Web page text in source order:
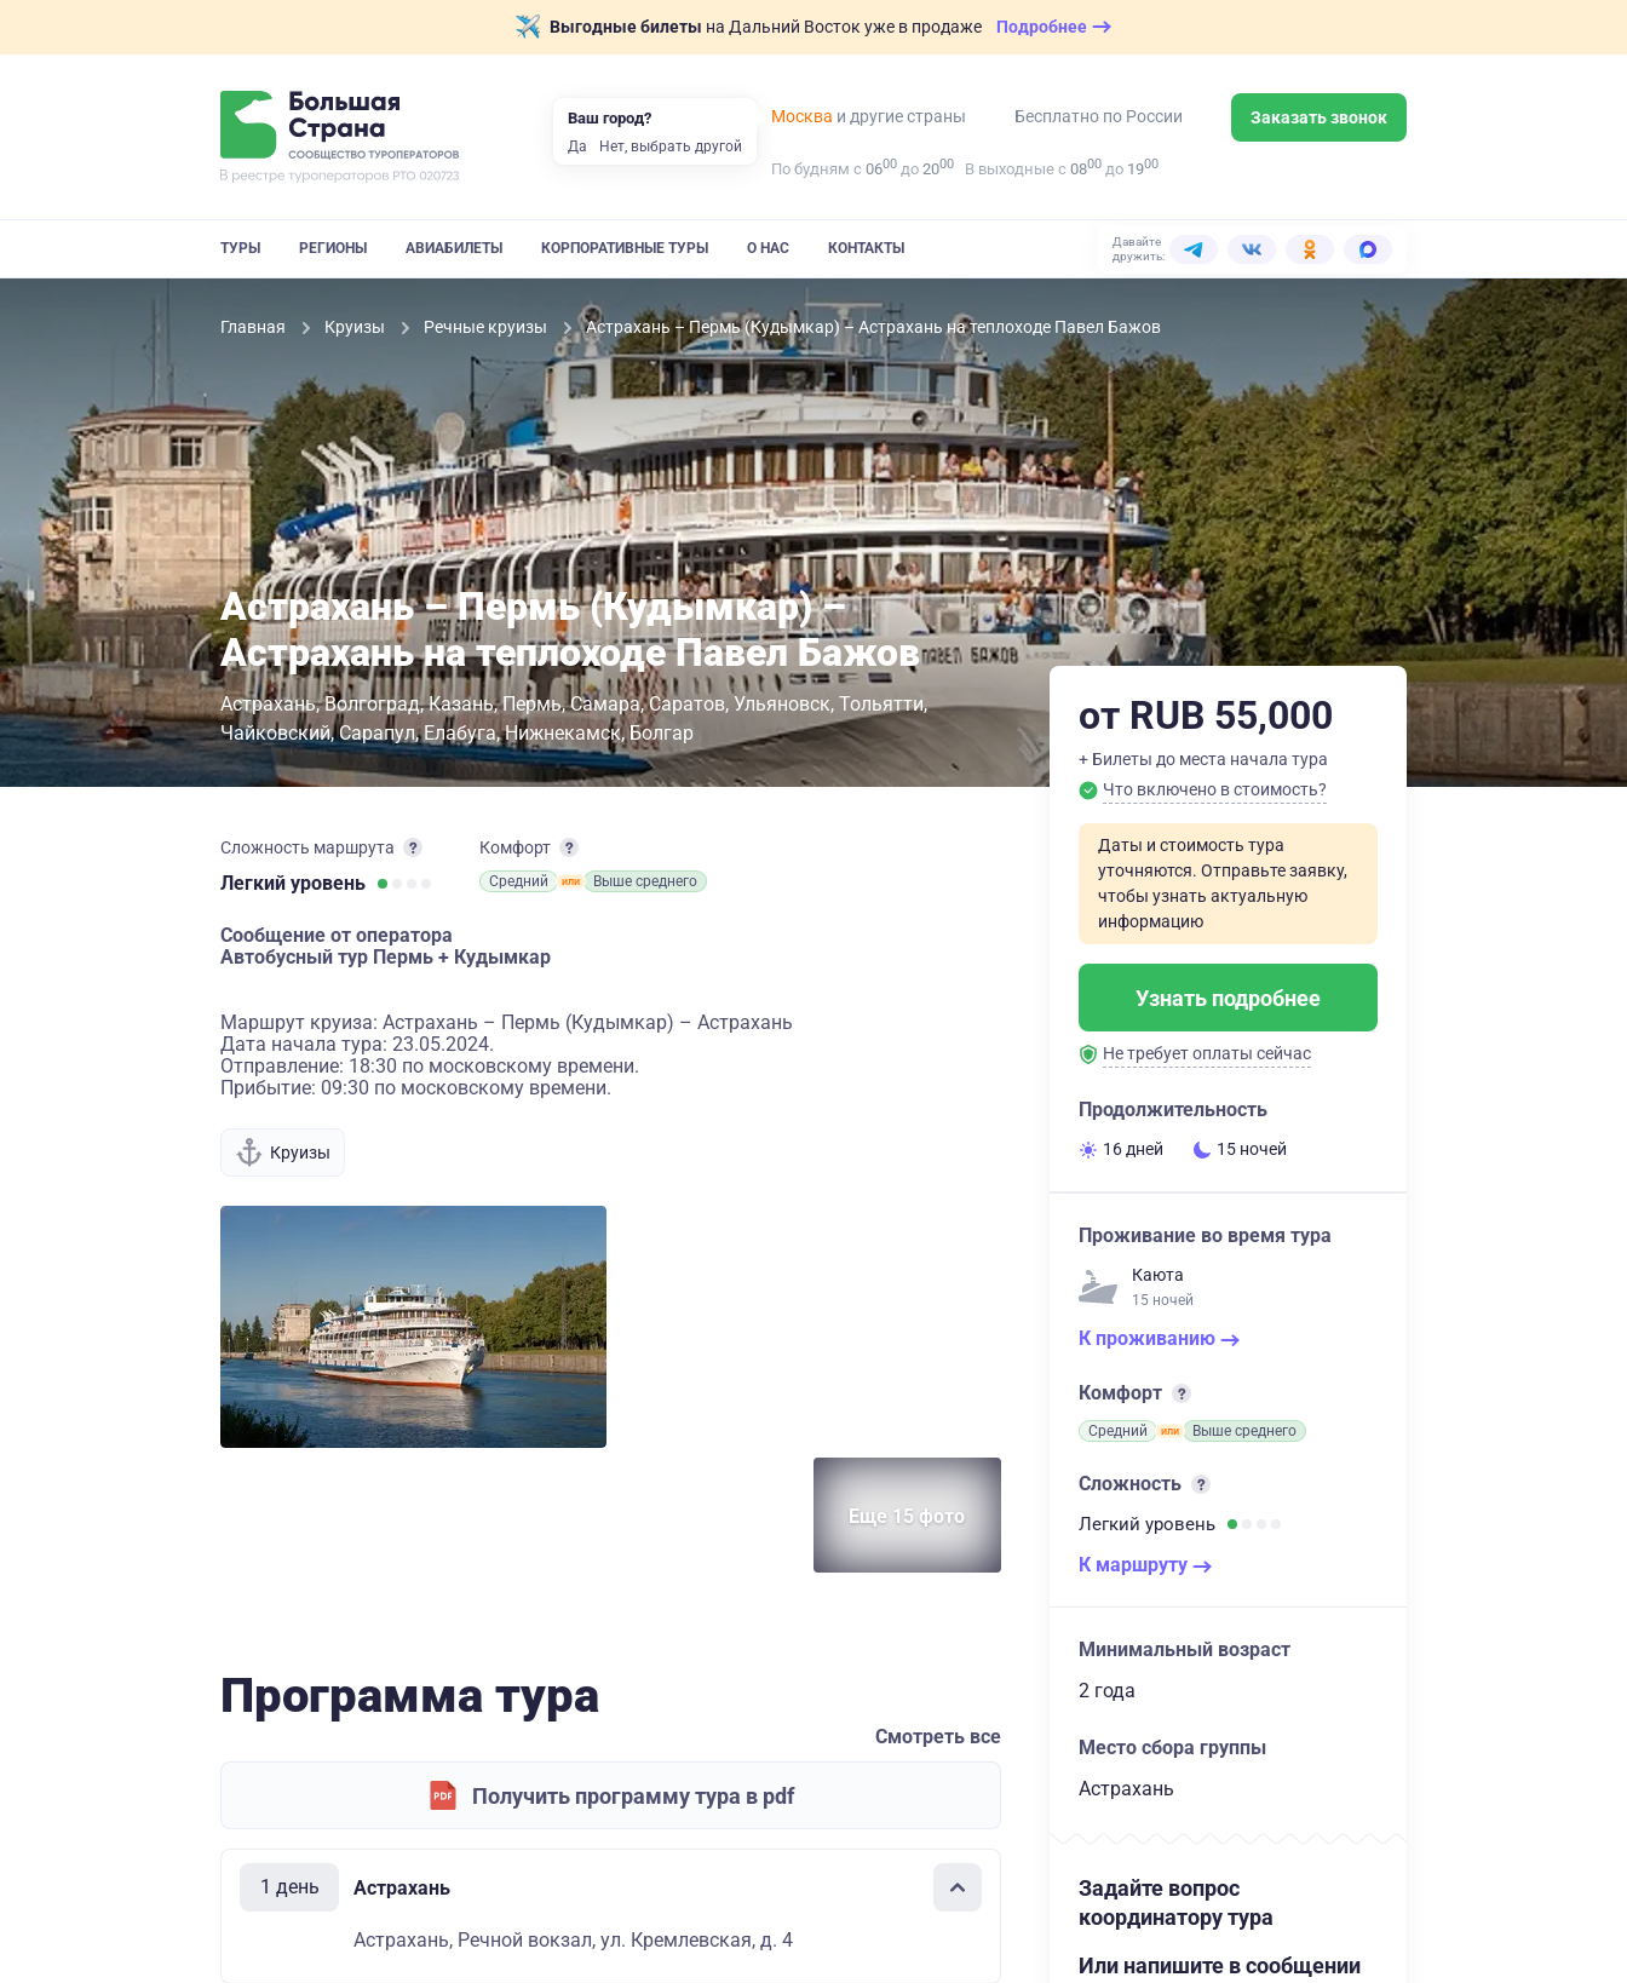
Выгодные билеты на Дальний Восток уже в продаже Подробнее
Москва и другие страны Бесплатно по России Заказать звонок
По будням с 0600 до 2000 В выходные с 0800 до 1900
ТУРЫ РЕГИОНЫ АВИАБИЛЕТЫ КОРПОРАТИВНЫЕ ТУРЫ О НАС КОНТАКТЫ
Давайте
дружить:
Главная Круизы Речные круизы Астрахань – Пермь (Кудымкар) – Астрахань на теплоходе Павел Бажов
Астрахань – Пермь (Кудымкар) –
Астрахань на теплоходе Павел Бажов
Астрахань Волгоград Казань Пермь Самара Саратов Ульяновск Тольятти
Чайковский Сарапул Елабуга Нижнекамск Болгар
Сложность маршрута
Легкий уровень
Комфорт
Средний Выше среднего
Сообщение от оператора
Автобусный тур Пермь + Кудымкар
Маршрут круиза: Астрахань – Пермь (Кудымкар) – Астрахань
Дата начала тура: 23.05.2024.
Отправление: 18:30 по московскому времени.
Прибытие: 09:30 по московскому времени.
Круизы
Еще 15 фото
Программа тура
Смотреть все
Получить программу тура в pdf
1 день Астрахань
Астрахань, Речной вокзал, ул. Кремлевская, д. 4
от RUB 55,000
+ Билеты до места начала тура
Что включено в стоимость?
Даты и стоимость тура
уточняются. Отправьте заявку,
чтобы узнать актуальную
информацию
Узнать подробнее
Не требует оплаты сейчас
Продолжительность
16 дней 15 ночей
Проживание во время тура
Каюта
15 ночей
К проживанию
Комфорт
Средний Выше среднего
Сложность
Легкий уровень
К маршруту
Минимальный возраст
2 года
Место сбора группы
Астрахань
Задайте вопрос
координатору тура
Или напишите в сообщении
Ваш город?
Да Нет, выбрать другой